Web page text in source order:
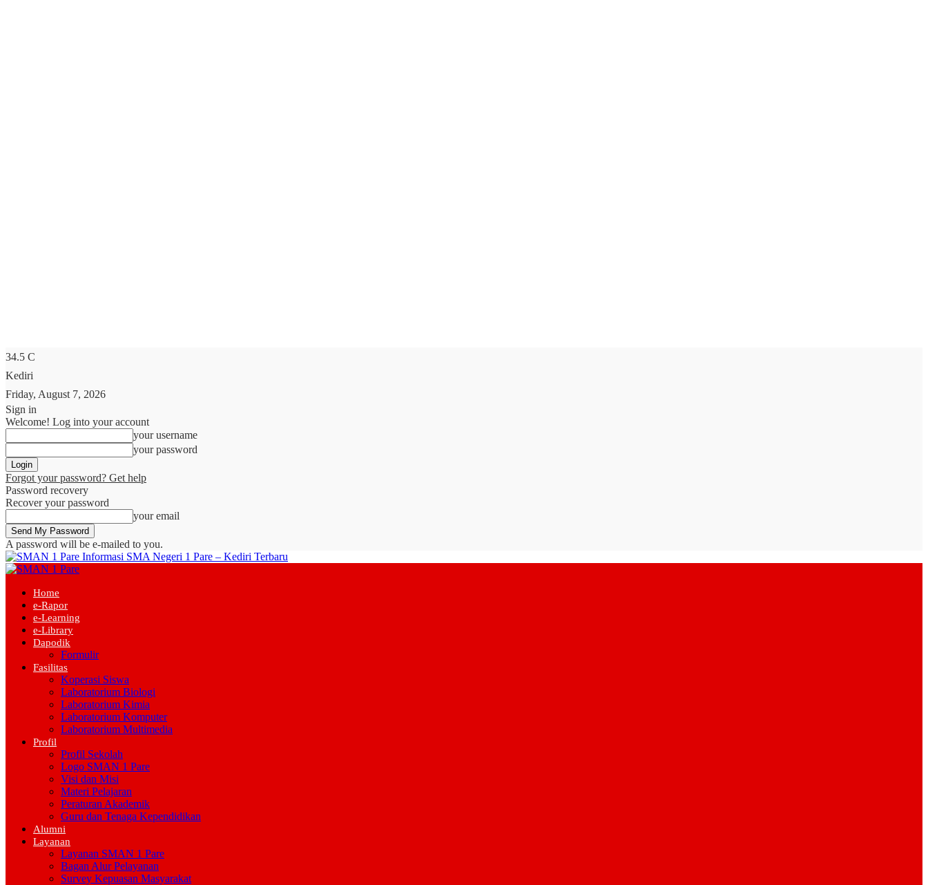
34.5 C
Kediri
Friday, August 7, 2026
Sign in
Welcome! Log into your account
your username
your password
Forgot your password? Get help
Password recovery
Recover your password
your email
A password will be e-mailed to you.
Informasi SMA Negeri 1 Pare – Kediri Terbaru
Home
e-Rapor
e-Learning
e-Library
Dapodik
Formulir
Fasilitas
Koperasi Siswa
Laboratorium Biologi
Laboratorium Kimia
Laboratorium Komputer
Laboratorium Multimedia
Profil
Profil Sekolah
Logo SMAN 1 Pare
Visi dan Misi
Materi Pelajaran
Peraturan Akademik
Guru dan Tenaga Kependidikan
Alumni
Layanan
Layanan SMAN 1 Pare
Bagan Alur Pelayanan
Survey Kepuasan Masyarakat